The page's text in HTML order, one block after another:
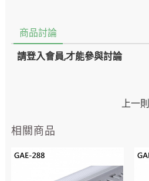
商品討論
請登入會員,才能參與討論
上一則
相關商品